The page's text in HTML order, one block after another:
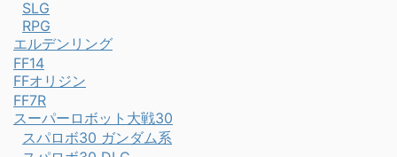
SLG
RPG
エルデンリング
FF14
FFオリジン
FF7R
スーパーロボット大戦30
スパロボ30 ガンダム系